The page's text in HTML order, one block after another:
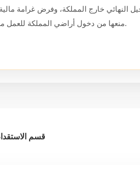
النهائي خارج المملكة، وفرض غرامة
منعها من دخول أراضي المملكة للعمل مرة أخرى بشكل نهائي.
قسم